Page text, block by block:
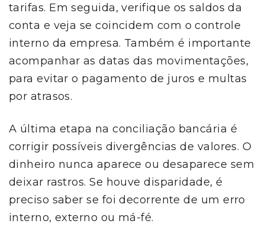
tarifas. Em seguida, verifique os saldos da
conta e veja se coincidem com o controle
interno da empresa. Também é importante
acompanhar as datas das movimentações,
para evitar o pagamento de juros e multas
por atrasos.
A última etapa na conciliação bancária é
corrigir possíveis divergências de valores. O
dinheiro nunca aparece ou desaparece sem
deixar rastros. Se houve disparidade, é
preciso saber se foi decorrente de um erro
interno, externo ou má-fé.